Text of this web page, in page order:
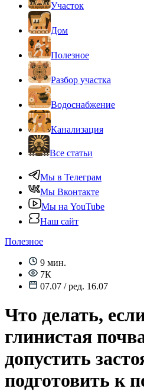
Участок
Дом
Полезное
Разбор участка
Водоснабжение
Канализация
Все статьи
Мы в Телеграм
Мы Вконтакте
Мы на YouTube
Наш сайт
Полезное
9 мин.
7К
07.07 / ред. 16.07
Что делать,
глинистая
допустить
подготовить к